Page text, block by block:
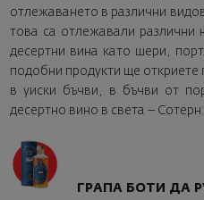
отлежаването в различни
това са отлежавали различни
десертни вина като шери,
подобни продукти ще откриете
в уиски бъчви, в бъчви от
десертно вино в света – Сотерн:
ГРАПА БОТИ ДА